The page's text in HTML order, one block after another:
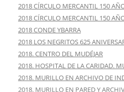
2018 CÍRCULO MERCANTIL 150
2018 CÍRCULO MERCANTIL 150
2018 CONDE YBARRA
2018 LOS NEGRITOS 625
2018. CENTRO DEL MUDÉJAR
2018. HOSPITAL DE LA CARIDAD.
2018. MURILLO EN ARCHIVO DE
2018. MURILLO EN PARED Y